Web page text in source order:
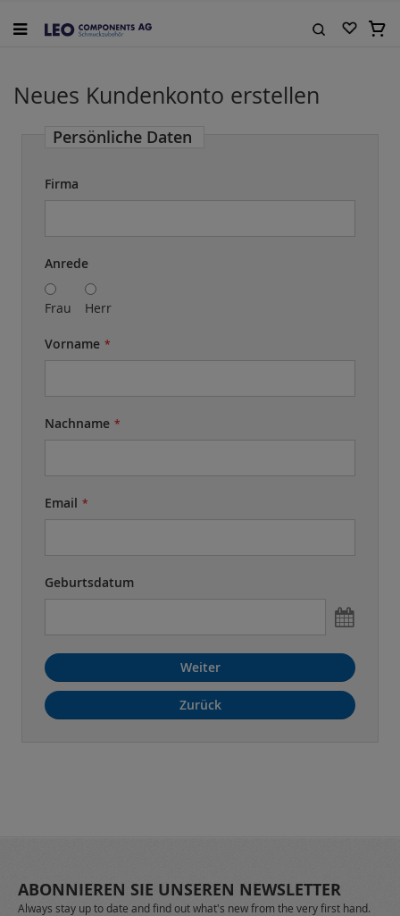
Inhalt
Neues Kundenkonto erstellen
Persönliche Daten
Firma
Name
Anrede
Frau Herr
Vorname
Nachname
Email
Geburtsdatum
Datum
Weiter
Zurück
ABONNIEREN SIE UNSEREN NEWSLETTER
Always stay up to date and find out what's new from the very first hand.